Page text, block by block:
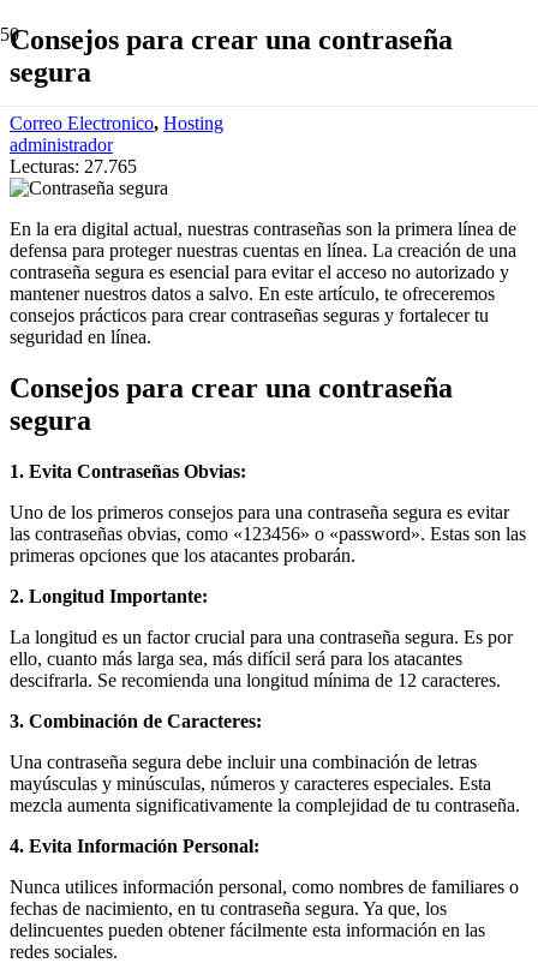
Consejos para crear una contraseña
segura
Correo Electronico, Hosting
administrador
Lecturas: 27.765
En la era digital actual, nuestras contraseñas son la primera línea de
defensa para proteger nuestras cuentas en línea. La creación de una
contraseña segura es esencial para evitar el acceso no autorizado y
mantener nuestros datos a salvo. En este artículo, te ofreceremos
consejos prácticos para crear contraseñas seguras y fortalecer tu
seguridad en línea.
Consejos para crear una contraseña
segura
1. Evita Contraseñas Obvias:
Uno de los primeros consejos para una contraseña segura es evitar
las contraseñas obvias, como «123456» o «password». Estas son las
primeras opciones que los atacantes probarán.
2. Longitud Importante:
La longitud es un factor crucial para una contraseña segura. Es por
ello, cuanto más larga sea, más difícil será para los atacantes
descifrarla. Se recomienda una longitud mínima de 12 caracteres.
3. Combinación de Caracteres:
Una contraseña segura debe incluir una combinación de letras
mayúsculas y minúsculas, números y caracteres especiales. Esta
mezcla aumenta significativamente la complejidad de tu contraseña.
4. Evita Información Personal:
Nunca utilices información personal, como nombres de familiares o
fechas de nacimiento, en tu contraseña segura. Ya que, los
delincuentes pueden obtener fácilmente esta información en las
redes sociales.